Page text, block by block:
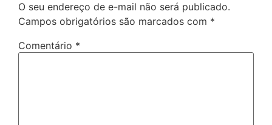
O seu endereço de e-mail não será publicado.
Campos obrigatórios são marcados com *
Comentário *